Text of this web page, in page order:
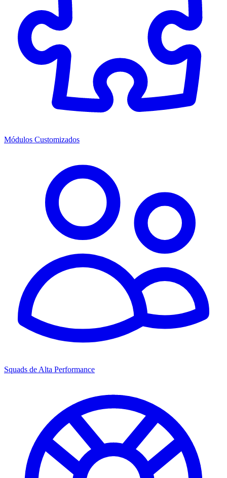
Módulos Customizados
Squads de Alta Performance